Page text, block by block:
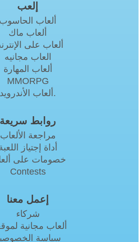
إلعب
ألعاب الحاسوب
ألعاب ماك
ألعاب على
العاب مجانيه
ألعاب المهارة
MMORPG
ألعاب الأندرويد.
روابط سريعة
مراجعة الألعاب
أداة إجتياز
خصومات على
Contests
إعمل معنا
شركاء
ألعاب مجانية
سياسة